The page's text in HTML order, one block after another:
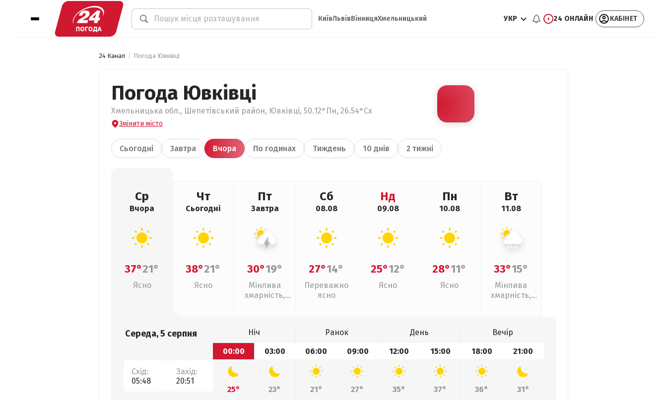
КиївЛьвівВінницяХмельницький УКР 24 ОНЛАЙН КАБІНЕТ
24 Канал Погода Ювківці
Погода Ювківці
Хмельницька обл., Шепетівський район, Ювківці, 50.12°Пн, 26.54°Сх
Змінити місто
Сьогодні Завтра Вчора По годинах Тиждень 10 днів 2 тижні
Ср
Вчора
37°21°
Ясно
Чт
Сьогодні
38°21°
Ясно
Пт
Завтра
30°19°
Мінлива
хмарність,
Сб
08.08
27°14°
Переважно
ясно
Нд
09.08
25°12°
Ясно
Пн
10.08
28°11°
Ясно
Вт
11.08
33°15°
Мінлива
хмарність,
Середа, 5 серпня
Схід:
05:48
Захід:
20:51
Ніч Ранок День
Вечір
00:00
03:00 06:00 09:00 12:00 15:00 18:00 21:00
25° 23° 21° 27° 35° 37° 36°
31°